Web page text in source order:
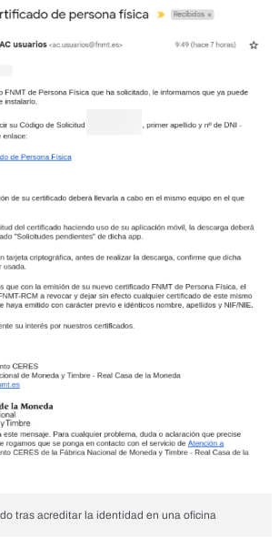
tras acreditar la identidad en una oficina